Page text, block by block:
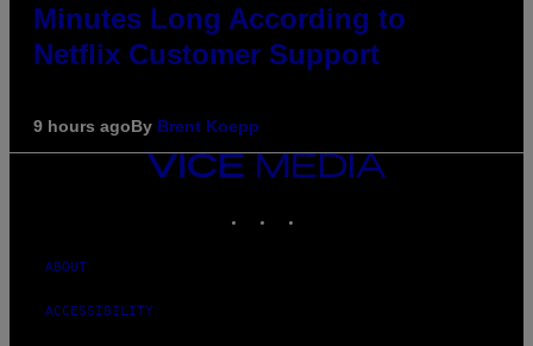
Minutes Long According to
Netflix Customer Support
9 hours agoBy Brent Koepp
VICE
MEDIA
ABOUT
ACCESSIBILITY